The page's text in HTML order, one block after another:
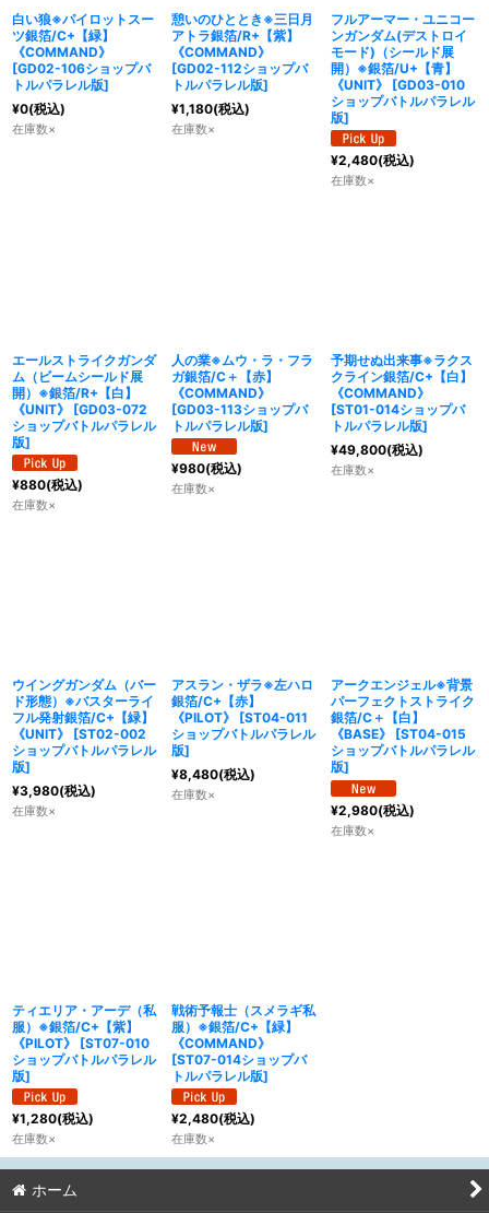
白い狼※パイロットスー
ツ銀箔/C+【緑】
《COMMAND》
[GD02-106ショップバ
トルパラレル版]
¥0(税込)
在庫数×
憩いのひととき※三日月
アトラ銀箔/R+【紫】
《COMMAND》
[GD02-112ショップバ
トルパラレル版]
¥1,180(税込)
在庫数×
フルアーマー・ユニコー
ンガンダム(デストロイ
モード)（シールド展
開）※銀箔/U+【青】
《UNIT》
[GD03-010
ショップバトルパラレル
版]
¥2,480(税込)
在庫数×
エールストライクガンダ
ム（ビームシールド展
開）※銀箔/R+【白】
《UNIT》
[GD03-072
ショップバトルパラレル
版]
¥880(税込)
在庫数×
人の業※ムウ・ラ・フラ
ガ銀箔/C＋【赤】
《COMMAND》
[GD03-113ショップバ
トルパラレル版]
¥980(税込)
在庫数×
予期せぬ出来事※ラクス
クライン銀箔/C+【白】
《COMMAND》
[ST01-014ショップバ
トルパラレル版]
¥49,800(税込)
在庫数×
ウイングガンダム（バー
ド形態）※バスターライ
フル発射銀箔/C+【緑】
《UNIT》
[ST02-002
ショップバトルパラレル
版]
¥3,980(税込)
在庫数×
アスラン・ザラ※左ハロ
銀箔/C+【赤】
《PILOT》
[ST04-011
ショップバトルパラレル
版]
¥8,480(税込)
在庫数×
アークエンジェル※背景
パーフェクトストライク
銀箔/C＋【白】
《BASE》
[ST04-015
ショップバトルパラレル
版]
¥2,980(税込)
在庫数×
ティエリア・アーデ（私
服）※銀箔/C+【紫】
《PILOT》
[ST07-010
ショップバトルパラレル
版]
¥1,280(税込)
在庫数×
戦術予報士（スメラギ私
服）※銀箔/C+【緑】
《COMMAND》
[ST07-014ショップバ
トルパラレル版]
¥2,480(税込)
在庫数×
ホーム